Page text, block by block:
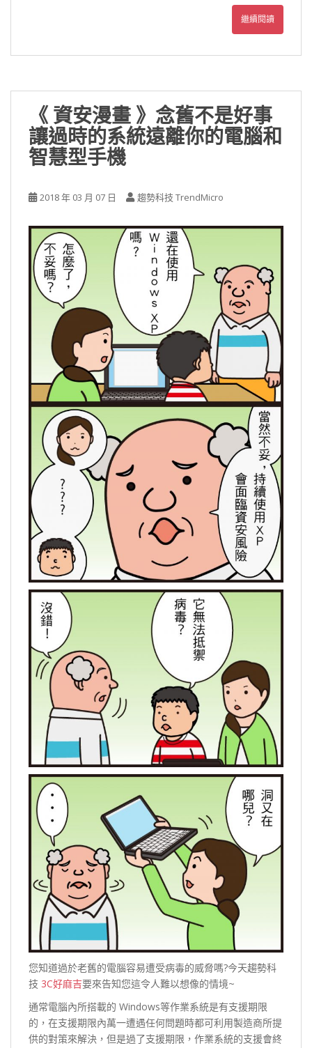
繼續閱讀
《 資安漫畫 》念舊不是好事
讓過時的系統遠離你的電腦和
智慧型手機
2018 年 03 月 07 日 趨勢科技 TrendMicro
您知道過於老舊的電腦容易遭受病毒的威脅嗎?今天趨勢科
技 3C好麻吉要來告知您這令人難以想像的情境~
通常電腦內所搭載的 Windows等作業系統是有支援期限
的，在支援期限內萬一遭遇任何問題時都可利用製造商所提
供的對策來解決，但是過了支援期限，作業系統的支援會終